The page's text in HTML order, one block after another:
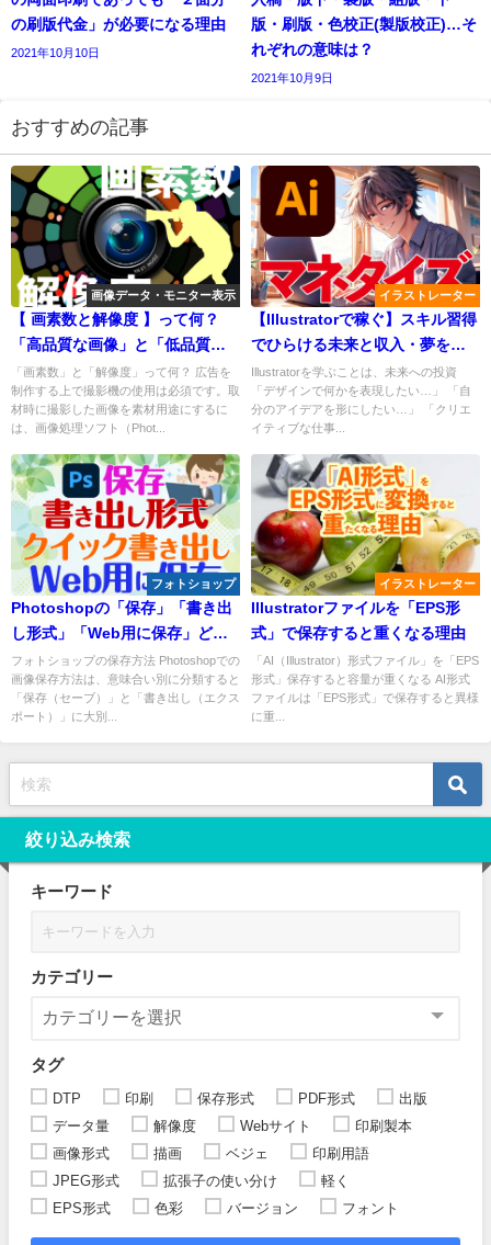
の刷版代金」が必要になる理由
2021年10月10日
版・刷版・色校正(製版校正)…そ
れぞれの意味は？
2021年10月9日
おすすめの記事
画像データ・モニター表示
【 画素数と解像度 】って何？
「高品質な画像」と「低品質な
画像」の見分け方は？
「画素数」と「解像度」って何？ 広告を
制作する上で撮影機の使用は必須です。取
材時に撮影した画像を素材用途にするに
は、画像処理ソフト（Phot...
イラストレーター
【Illustratorで稼ぐ】スキル習得
でひらける未来と収入・夢を叶
えて人生を変える
Illustratorを学ぶことは、未来への投資
「デザインで何かを表現したい…」 「自
分のアイデアを形にしたい…」 「クリエ
イティブな仕事...
フォトショップ
Photoshopの「保存」「書き出
し形式」「Web用に保存」どう
使い分ける？＜2024年版＞
フォトショップの保存方法 Photoshopでの
画像保存方法は、意味合い別に分類すると
「保存（セーブ）」と「書き出し（エクス
ポート）」に大別...
イラストレーター
Illustratorファイルを「EPS形
式」で保存すると重くなる理由
「AI（Illustrator）形式ファイル」を「EPS
形式」保存すると容量が重くなる AI形式
ファイルは「EPS形式」で保存すると異様
に重...
絞り込み検索
キーワード
カテゴリー
タグ
DTP 印刷 保存形式 PDF形式
出版
データ量
解像度 Webサイト
印刷製本
画像形式
描画 ベジェ
印刷用語
JPEG形式
拡張子の使い分け
軽く
EPS形式
色彩 バージョン フォント